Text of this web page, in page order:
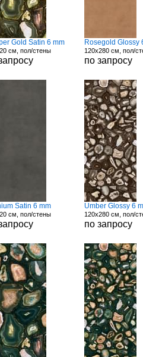
Gold Satin 6 mm
см, пол/стены
Rosegold Glossy
120x280 см, пол/
по запросу
Satin 6 mm
см, пол/стены
Umber Glossy 6
120x280 см, пол/
по запросу